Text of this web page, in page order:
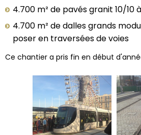
4.700 m² de pavés granit 10/10
4.700 m² de dalles grands
poser en traversées de voies
Ce chantier a pris fin en début